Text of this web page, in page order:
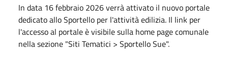
In data 16 febbraio 2026 verrà attivato il nuovo portale
dedicato allo Sportello per l'attività edilizia. Il link per
l'accesso al portale è visibile sulla home page comunale
nella sezione "Siti Tematici > Sportello Sue".